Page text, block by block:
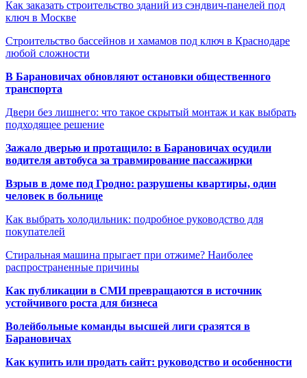
Как заказать строительство зданий из сэндвич-панелей под
ключ в Москве
Строительство бассейнов и хамамов под ключ в Краснодаре
любой сложности
В Барановичах обновляют остановки общественного
транспорта
Двери без лишнего: что такое скрытый монтаж и как выбрать
подходящее решение
Зажало дверью и протащило: в Барановичах осудили
водителя автобуса за травмирование пассажирки
Взрыв в доме под Гродно: разрушены квартиры, один
человек в больнице
Как выбрать холодильник: подробное руководство для
покупателей
Стиральная машина прыгает при отжиме? Наиболее
распространенные причины
Как публикации в СМИ превращаются в источник
устойчивого роста для бизнеса
Волейбольные команды высшей лиги сразятся в
Барановичах
Как купить или продать сайт: руководство и особенности